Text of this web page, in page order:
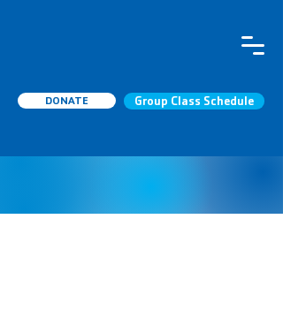
DONATE Group Class Schedule